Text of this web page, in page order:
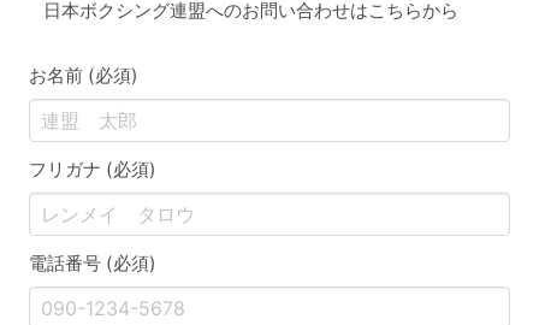
日本ボクシング連盟へのお問い合わせはこちらから
お名前 (必須)
フリガナ (必須)
電話番号 (必須)